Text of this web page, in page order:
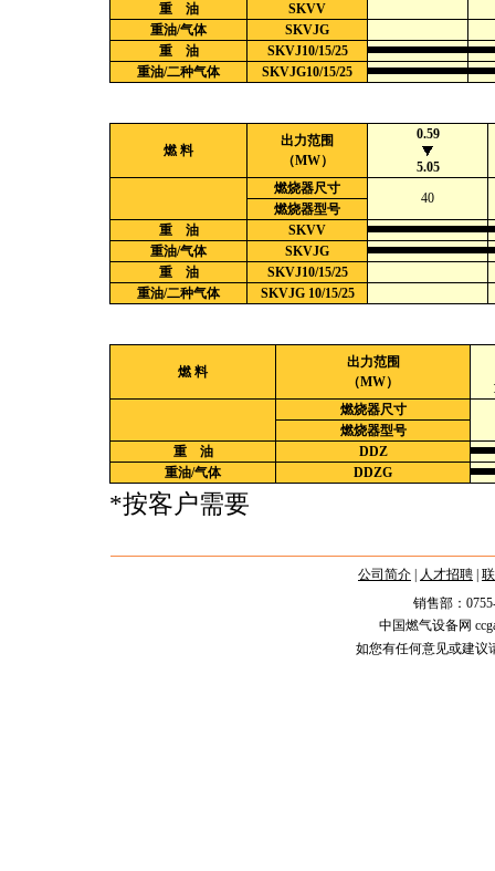
重 油
SKVV
重油/气体
SKVJG
重 油
SKVJ10/15/25
重油/二种气体
SKVJG10/15/25
燃 料
出力范围
（MW）
0.59
5.05
燃烧器尺寸
40
燃烧器型号
重 油
SKVV
重油/气体
SKVJG
重 油
SKVJ10/15/25
重油/二种气体
SKVJG 10/15/25
燃 料
出力范围
（MW）
燃烧器尺寸
燃烧器型号
重 油
DDZ
重油/气体
DDZG
*按客户需要
公司简介 人才招聘
销售部：
中国燃气设备网
如您有任何意见或建议